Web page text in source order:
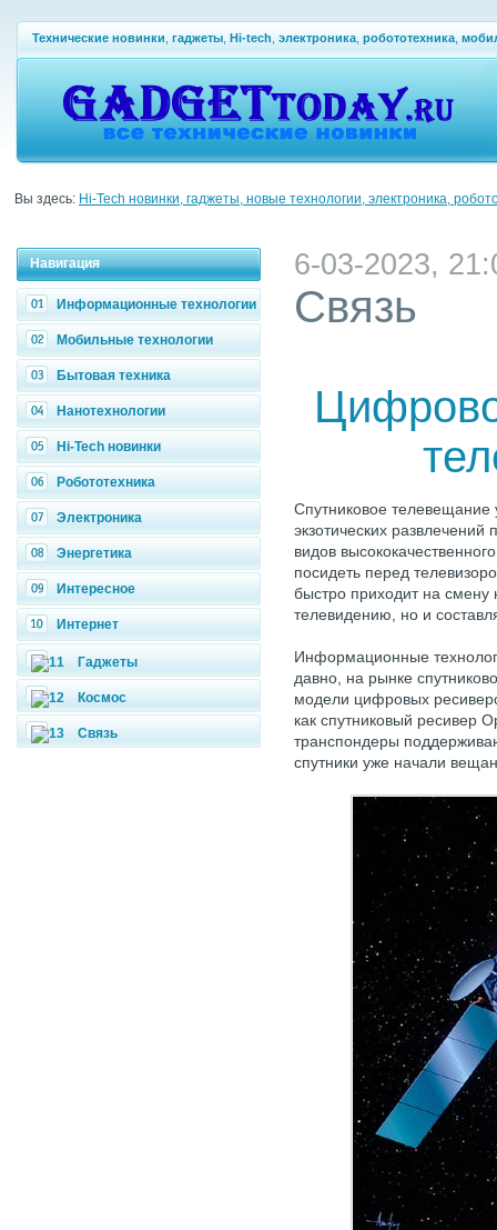
Технические новинки гаджеты Hi-tech электроника робототехника
Вы здесь: Hi-Tech новинки, гаджеты, новые технологии, электроника,
Навигация
Информационные технологии
Мобильные технологии
Бытовая техника
Нанотехнологии
Hi-Tech новинки
Робототехника
Электроника
Энергетика
Интересное
Интернет
Гаджеты
Космос
Связь
6-03-2023,
Связь
Спутниковое телевещание
экзотических
видов
посидеть перед
быстро приходит на
телевидению, но и
Информационные
давно, на рынке
модели цифровых
как спутниковый ресивер
транспондеры
спутники уже начали